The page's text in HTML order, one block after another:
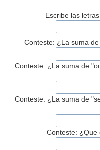
Escribe las
Conteste: ¿La suma
Conteste: ¿La suma de
Conteste: ¿La suma de
Conteste: ¿Que